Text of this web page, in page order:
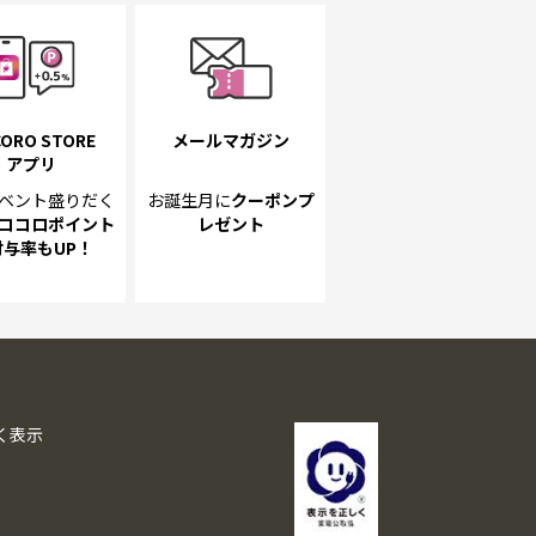
STORE
アプリ
ント盛りだく
コロポイント
率もUP！
メールマガジン
お誕生月にクーポンプ
レゼント
表示